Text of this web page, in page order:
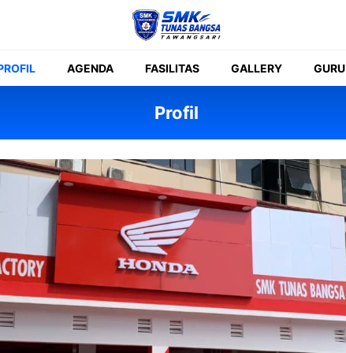
AGENDA FASILITAS GALLERY GURU
Profil